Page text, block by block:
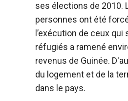
ses élections de 2010.
personnes ont été
l’exécution de ceux
réfugiés a ramené
revenus de Guinée.
du logement et de la
dans le pays.